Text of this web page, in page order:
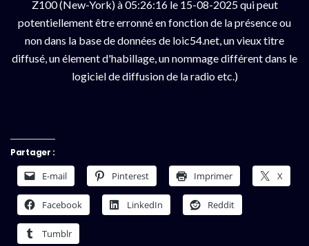
Z100 (New-York) à 05:26:16 le 15-08-2025 qui peut
potentiellement être erronné en fonction de la présence ou
non dans la base de données de loic54.net, un vieux titre
diffusé, un élement d'habillage, un nommage différent dans le
logiciel de diffusion de la radio etc.)
Partager :
E-mail Pinterest Imprimer X
Facebook LinkedIn Reddit
Tumblr